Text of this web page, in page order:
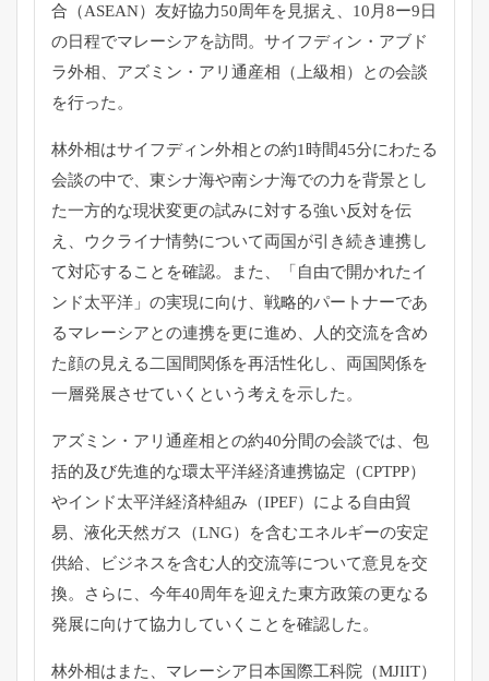
合（ASEAN） 友好協力50周年を見据え、 10月8ー9日
の日程でマレーシアを訪問。サイフディン・ アブド
ラ外相、アズミン・アリ通産相（上級相）
との会談
を行った。
林外相はサイフディン外相との約1時間45分にわたる
会談の中で
東シナ海や南シナ海での力を背景とし
た一方的な現状変更の試みに対する強い反対を伝
え、 ウクライナ情勢について両国が引き続き連携し
て対応することを確認。また、「自由で開かれたイ
ンド太平洋」の実現に向け、 戦略的パートナーであ
るマレーシアとの連携を更に進め、
人的交流を含め
た顔の見える二国間関係を再活性化し、 両国関係を
一層発展させていくという考えを示した。
アズミン・アリ通産相との約40分間の会談では、 包
括的及び先進的な環太平洋経済連携協定（CPTPP）
やインド太平洋経済枠組み（IPEF）による自由貿
易、 液化天然ガス（LNG）を含むエネルギーの安定
供給、
ビジネスを含む人的交流等について意見を交
換。さらに、 今年40周年を迎えた東方政策の更なる
発展に向けて協力していく ことを確認した。
林外相はまた、マレーシア日本国際工科院（MJIIT）